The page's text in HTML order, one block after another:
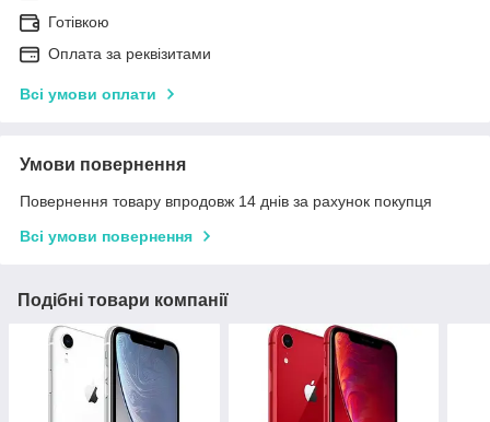
Готівкою
Оплата за реквізитами
Всі умови оплати
Умови повернення
Повернення товару впродовж 14 днів за рахунок покупця
Всі умови повернення
Подібні товари компанії